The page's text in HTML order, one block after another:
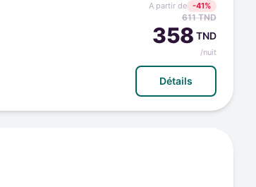
A partir de -41%
611 TND
358 TND
/nuit
Détails